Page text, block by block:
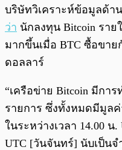
บริษัทวิเคราะห์ข้อมูลด้าน
ว่า นักลงทุน Bitcoin รา
มากขึ้นเมื่อ BTC ซื้อขา
ดอลลาร์
“เครือข่าย Bitcoin มีกา
รายการ ซึ่งทั้งหมดมีมูลค่
ในระหว่างเวลา 14.00
UTC [วันจันทร์] นับเป็น